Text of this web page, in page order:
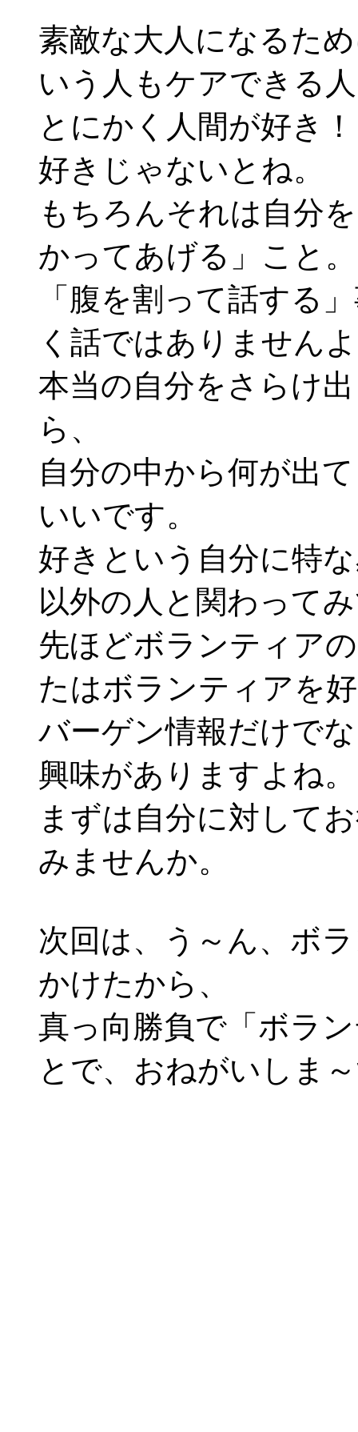
素敵な大人になるた
いう人もケアできる
とにかく人間が好き
好きじゃないとね。
もちろんそれは自分
かってあげる」こと。
「腹を割って話する
く話ではありません
本当の自分をさらけ
ら、
自分の中から何が出
いいです。
好きという自分に特
以外の人と関わって
先ほどボランティア
たはボランティアを
バーゲン情報だけで
興味がありますよね。
まずは自分に対して
みませんか。
次回は、う～ん、ボ
かけたから、
真っ向勝負で「ボラ
とで、おねがいしま